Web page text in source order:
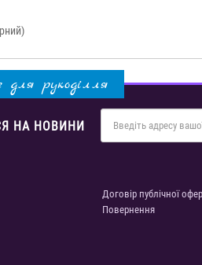
рукоділля
НА НОВИНИ
Договір публічної
Повернення